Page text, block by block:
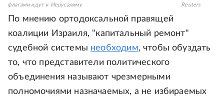
флагами идут к Иерусалиму
Reuters
По мнению ортодоксальной правящей
коалиции Израиля, "капитальный ремонт"
судебной системы необходим, чтобы обуздать
то, что представители политического
объединения называют чрезмерными
полномочиями назначаемых, а не избираемых